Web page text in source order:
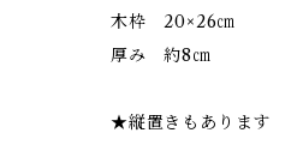
木枠 20×26㎝
厚み 約8㎝
★縦置きもあります